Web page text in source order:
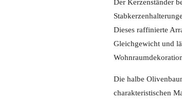
Der Kerzenständer
Dieses raffinierte
Gleichgewicht und
Die halbe
charakteristischen